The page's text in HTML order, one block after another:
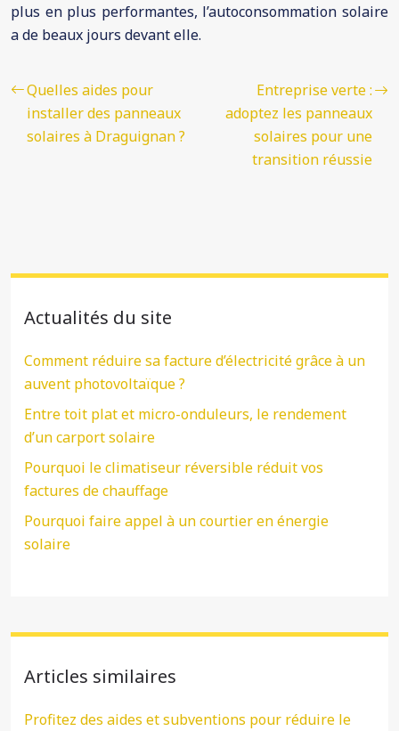
plus en plus performantes, l’autoconsommation solaire
a de beaux jours devant elle.
Quelles aides pour
installer des panneaux
solaires à Draguignan ?
Entreprise verte :
adoptez les panneaux
solaires pour une
transition réussie
Actualités du site
Comment réduire sa facture d’électricité grâce à un
auvent photovoltaïque ?
Entre toit plat et micro-onduleurs, le rendement
d’un carport solaire
Pourquoi le climatiseur réversible réduit vos
factures de chauffage
Pourquoi faire appel à un courtier en énergie
solaire
Articles similaires
Profitez des aides et subventions pour réduire le